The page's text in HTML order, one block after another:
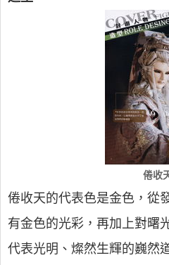
倦收
倦收天的代表色是金色，從
有金色的光彩，再加上對曙
代表光明、燦然生輝的巍然